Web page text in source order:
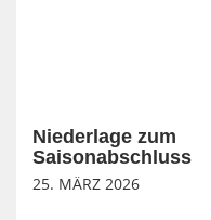
Niederlage zum
Saisonabschluss
25. MÄRZ 2026